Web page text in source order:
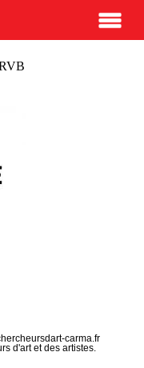
carma.fr
d'art et des artistes.